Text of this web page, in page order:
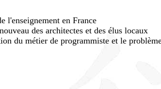
l'enseignement en France
des architectes et des élus locaux
du métier de programmiste et le